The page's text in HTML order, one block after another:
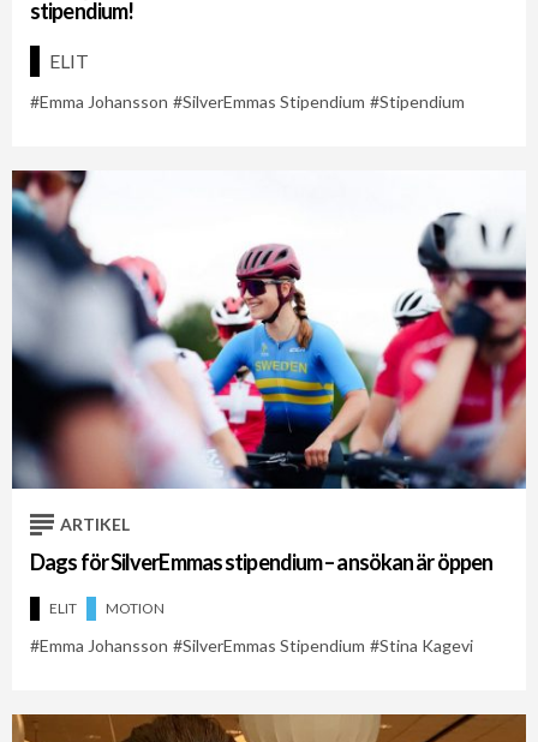
stipendium!
ELIT
Emma Johansson SilverEmmas Stipendium Stipendium
ARTIKEL
Dags för SilverEmmas stipendium – ansökan är öppen
ELIT MOTION
Emma Johansson SilverEmmas Stipendium Stina Kagevi